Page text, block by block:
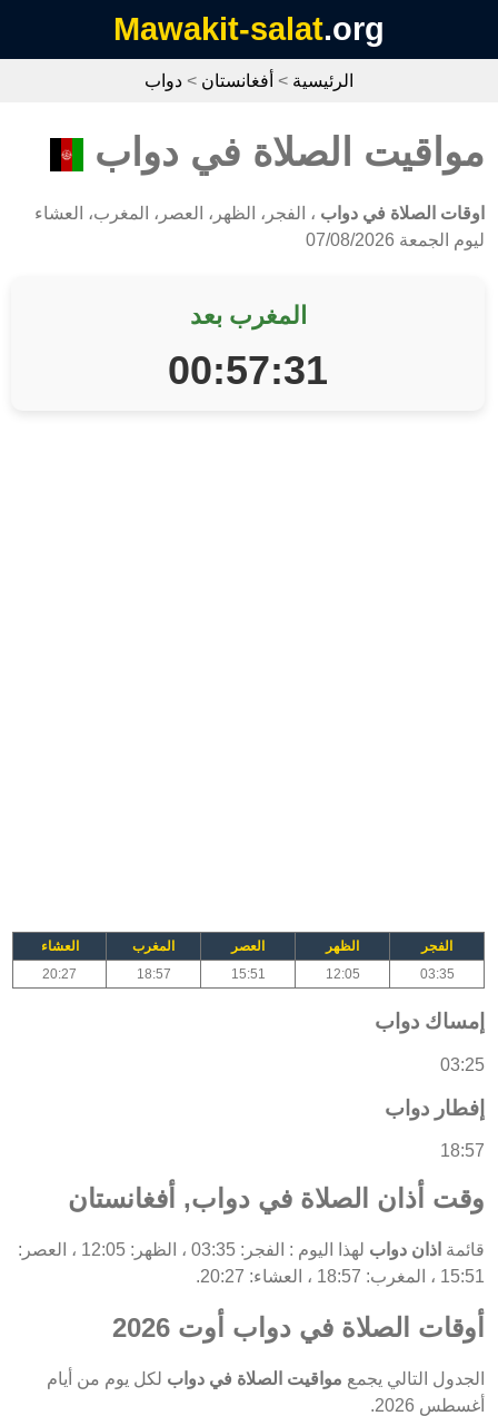
Mawakit-salat.org
الرئيسية > أفغانستان > دواب
مواقيت الصلاة في دواب
اوقات الصلاة في دواب ، الفجر، الظهر، العصر، المغرب، العشاء
ليوم الجمعة 07/08/2026
المغرب بعد
00:57:31
الفجر الظهر العصر المغرب
العشاء
03:35
12:05
15:51
18:57
20:27
إمساك دواب
03:25
إفطار دواب
18:57
وقت أذان الصلاة في دواب, أفغانستان
قائمة اذان دواب
لهذا اليوم : الفجر: 03:35 ، الظهر: 12:05 ، العصر:
15:51 ، المغرب: 18:57 ، العشاء: 20:27.
أوقات الصلاة في دواب أوت 2026
الجدول التالي يجمع مواقيت الصلاة في دواب لكل يوم من أيام
أغسطس 2026.